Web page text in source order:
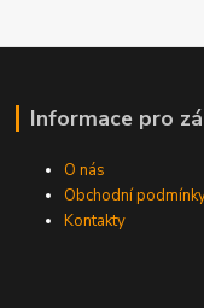
Informace pro
O nás
Obchodní
Kontakty